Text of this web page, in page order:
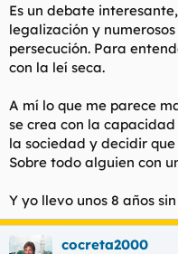
Es un debate
legalización y
persecución. Para
con la leí seca.
A mí lo que me parece
se crea con la
la sociedad y decidir
Sobre todo alguien con
Y yo llevo unos 8 años
cocreta2000